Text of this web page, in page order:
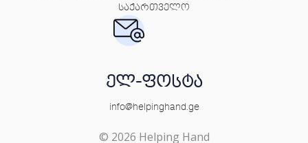
საქართველო
ელ-ფოსტა
info@helpinghand.ge
© 2026 Helping Hand